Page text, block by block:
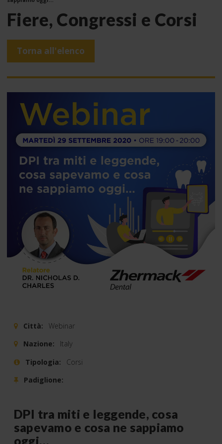
Fiere, Congressi e Corsi
Torna all'elenco
Città:
Webinar
Nazione:
Italy
Tipologia:
Corsi
Padiglione:
DPI tra miti e leggende, cosa
sapevamo e cosa ne sappiamo
oggi…